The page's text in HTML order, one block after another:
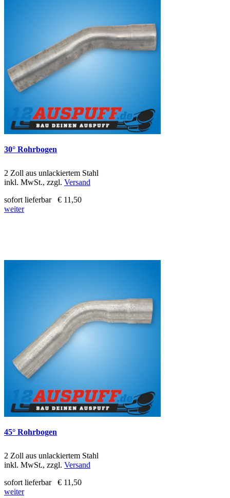
30° Rohrbogen
2 Zoll aus unlackiertem Stahl
inkl. MwSt., zzgl. Versand
sofort lieferbar
€ 11,50
weiter
45° Rohrbogen
2 Zoll aus unlackiertem Stahl
inkl. MwSt., zzgl. Versand
sofort lieferbar
€ 11,50
weiter